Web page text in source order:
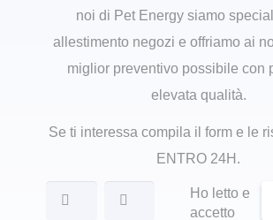
noi di Pet Energy siamo
allestimento negozi e offriamo ai
miglior preventivo possibile con
elevata qualità.
Se ti interessa compila il form e le
ENTRO 24H.
Ho letto e
accetto